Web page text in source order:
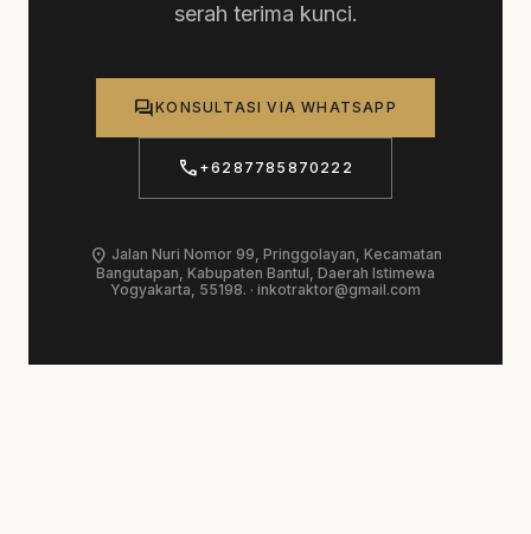
serah terima kunci.
forumKONSULTASI VIA WHATSAPP
call +6287785870222
location_on Jalan Nuri Nomor 99, Pringgolayan, Kecamatan
Bangutapan, Kabupaten Bantul, Daerah Istimewa
Yogyakarta, 55198. · inkotraktor@gmail.com